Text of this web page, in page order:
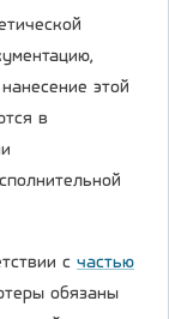
этой
в
с частью
обязаны